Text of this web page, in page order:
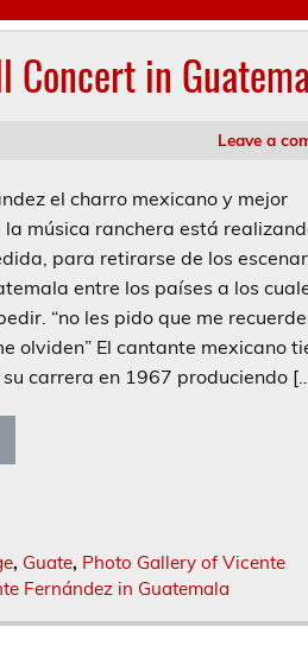
Concert in
Leave a
el charro mexicano y mejor
música ranchera está
para retirarse de los
entre los países a los
“no les pido que me
olviden” El cantante mexicano
su carrera en 1967 produciendo
, Guate, Photo Gallery of Vicente
Fernández in Guatemala